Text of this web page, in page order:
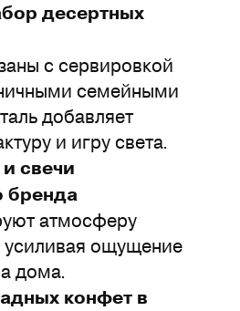
десертных
с сервировкой
семейными
добавляет
и игру света.
свечи
бренда
атмосферу
усиливая ощущение
дома.
конфет в